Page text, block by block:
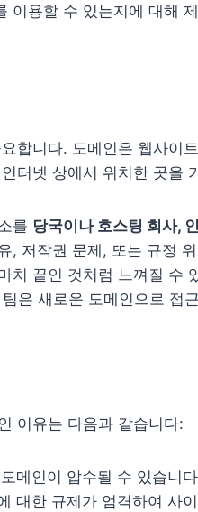
이용할 수 있는지에 대해
합니다. 도메인은 웹사이
터넷 상에서 위치한 곳을
를 당국이나 호스팅 회사,
, 저작권 문제, 또는 규정
치 끝인 것처럼 느껴질 수
은 새로운 도메인으로 접
이유는 다음과 같습니다:
메인이 압수될 수 있습니
대한 규제가 엄격하여 사